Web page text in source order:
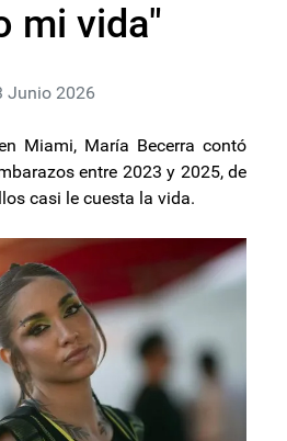
mi vida"
Junio 2026
Miami, María Becerra contó
entre 2023 y 2025, de
casi le cuesta la vida.